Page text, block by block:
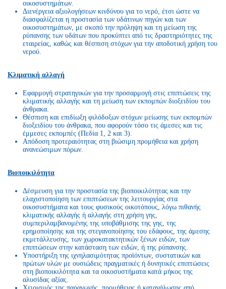
οικοσυστημάτων.
Διενέργεια αξιολογήσεων κινδύνου για το νερό, έτσι ώστε να
διασφαλίζεται η προστασία των υδάτινων πηγών και των
οικοσυστημάτων, με σκοπό την πρόληψη και τη μείωση της
ρύπανσης των υδάτων που προκύπτει από τις δραστηριότητες της
εταιρείας, καθώς και θέσπιση στόχων για την αποδοτική χρήση του
νερού.
Κλιματική αλλαγή
Εφαρμογή στρατηγικών για την προσαρμογή στις επιπτώσεις της
κλιματικής αλλαγής και τη μείωση των εκπομπών διοξειδίου του
άνθρακα.
Θέσπιση και επιδίωξη φιλόδοξων στόχων μείωσης των εκπομπών
διοξειδίου του άνθρακα, που αφορούν τόσο τις άμεσες και τις
έμμεσες εκπομπές (Πεδία 1, 2 και 3).
Απόδοση προτεραιότητας στη βιώσιμη προμήθεια και χρήση
ανανεώσιμων πόρων.
Βιοποικιλότητα
Δέσμευση για την προστασία της βιοποικιλότητας και την
ελαχιστοποίηση των επιπτώσεων της λειτουργίας στα
οικοσυστήματα και τους φυσικούς οικοτόπους, λόγω πιθανής
κλιματικής αλλαγής ή αλλαγής στη χρήση γης,
συμπεριλαμβανομένης της υποβάθμισης της γης, της
ερημοποίησης και της στεγανοποίησης του εδάφους, της άμεσης
εκμετάλλευσης, των χωροκατακτητικών ξένων ειδών, των
επιπτώσεων στην κατάσταση των ειδών, ή της ρύπανσης.
Υποστήριξη της ιχνηλασιμότητας προϊόντων, συστατικών και
πρώτων υλών με ουσιώδεις πραγματικές ή δυνητικές επιπτώσεις
στη βιοποικιλότητα και τα οικοσυστήματα κατά μήκος της
αλυσίδας αξίας.